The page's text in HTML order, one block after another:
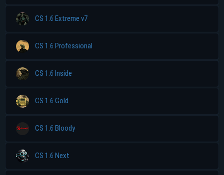
CS 1.6 Extreme v7
CS 1.6 Professional
CS 1.6 Inside
CS 1.6 Gold
CS 1.6 Bloody
CS 1.6 Next